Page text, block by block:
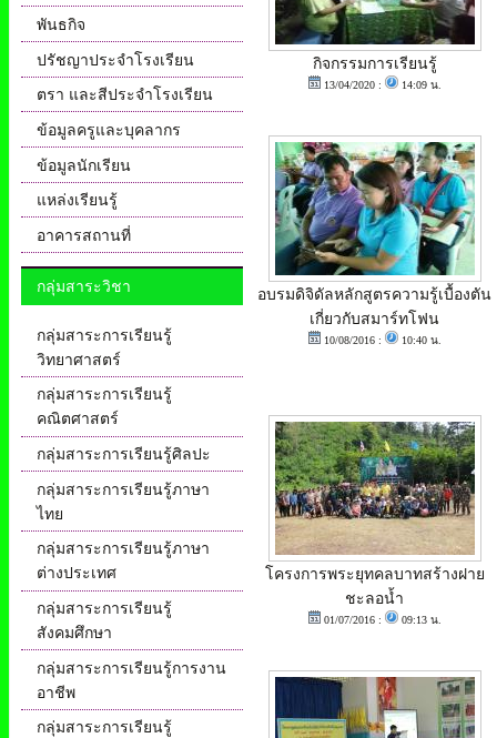
พันธกิจ
ปรัชญาประจำโรงเรียน
ตรา และสีประจำโรงเรียน
ข้อมูลครูและบุคลากร
ข้อมูลนักเรียน
แหล่งเรียนรู้
อาคารสถานที่
กลุ่มสาระวิชา
กลุ่มสาระการเรียนรู้
วิทยาศาสตร์
กลุ่มสาระการเรียนรู้
คณิตศาสตร์
กลุ่มสาระการเรียนรู้ศิลปะ
กลุ่มสาระการเรียนรู้ภาษา
ไทย
กลุ่มสาระการเรียนรู้ภาษา
ต่างประเทศ
กลุ่มสาระการเรียนรู้
สังคมศึกษา
กลุ่มสาระการเรียนรู้การงาน
อาชีพ
กลุ่มสาระการเรียนรู้
กิจกรรมการเรียนรู้
13/04/2020 : 14:09 น.
อบรมดิจิดัลหลักสูตรความรู้เบื้องตัน
เกี่ยวกับสมาร์ทโฟน
10/08/2016 : 10:40 น.
โครงการพระยุทคลบาทสร้างฝาย
ชะลอน้ำ
01/07/2016 : 09:13 น.